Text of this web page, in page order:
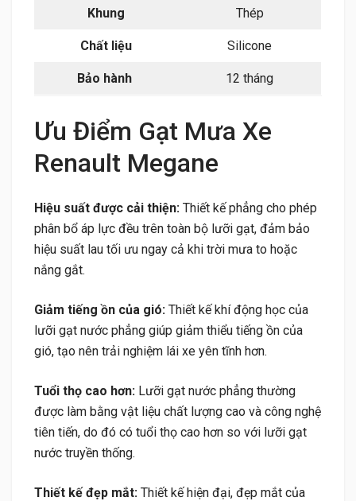
Khung Thép
Chất liệu Silicone
Bảo hành 12 tháng
Ưu Điểm Gạt Mưa Xe
Renault Megane
Hiệu suất được cải thiện: Thiết kế phẳng cho phép
phân bổ áp lực đều trên toàn bộ lưỡi gạt, đảm bảo
hiệu suất lau tối ưu ngay cả khi trời mưa to hoặc
nắng gắt.
Giảm tiếng ồn của gió: Thiết kế khí động học của
lưỡi gạt nước phẳng giúp giảm thiểu tiếng ồn của
gió, tạo nên trải nghiệm lái xe yên tĩnh hơn.
Tuổi thọ cao hơn: Lưỡi gạt nước phẳng thường
được làm bằng vật liệu chất lượng cao và công nghệ
tiên tiến, do đó có tuổi thọ cao hơn so với lưỡi gạt
nước truyền thống.
Thiết kế đẹp mắt: Thiết kế hiện đại, đẹp mắt của